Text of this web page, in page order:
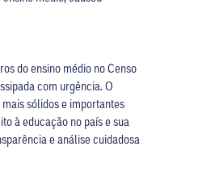
do ensino médio no Censo
com urgência. O
sólidos e importantes
à educação no país e sua
e análise cuidadosa